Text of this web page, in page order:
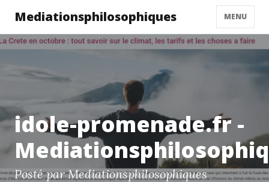
Mediationsphilosophiques MENU
idole-promenade.fr -
Posté par Mediationsphilosophiques